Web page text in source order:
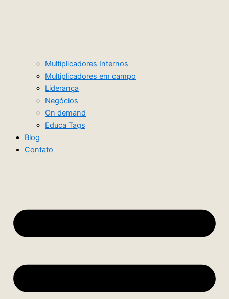
Multiplicadores Internos
Multiplicadores em campo
Liderança
Negócios
On demand
Educa Tags
Blog
Contato